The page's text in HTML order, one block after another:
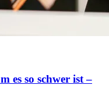
es so schwer ist –